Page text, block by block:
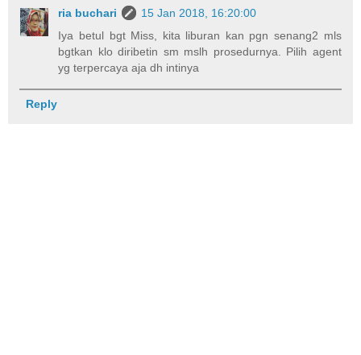
ria buchari
15 Jan 2018, 16:20:00
Iya betul bgt Miss, kita liburan kan pgn senang2 mls
bgtkan klo diribetin sm mslh prosedurnya. Pilih agent
yg terpercaya aja dh intinya
Reply